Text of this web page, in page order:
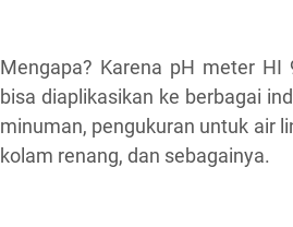
Mengapa? Karena pH meter
bisa diaplikasikan ke berbagai
minuman, pengukuran untuk air
kolam renang, dan sebagainya.